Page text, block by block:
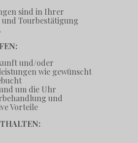
sind in Ihrer
Tourbestätigung
und/oder
wie gewünscht
um die Uhr
und
Vorteile